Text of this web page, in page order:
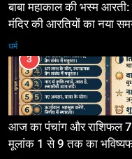
बाबा महाकाल की भस्म
मंदिर की आरतियों का नया
धर्म
3
आज का पंचांग और राशिफल
मूलांक 1 से 9 तक का